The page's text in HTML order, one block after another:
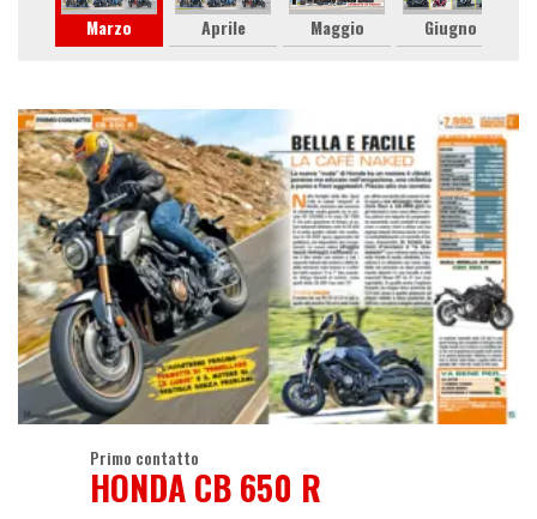
Marzo Aprile Maggio Giugno
Primo contatto
HONDA CB 650 R